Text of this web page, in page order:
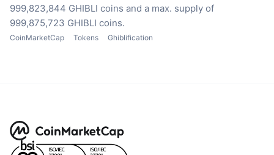
999,823,844 GHIBLI coins and a max. supply of
999,875,723 GHIBLI coins.
CoinMarketCap Tokens Ghiblification